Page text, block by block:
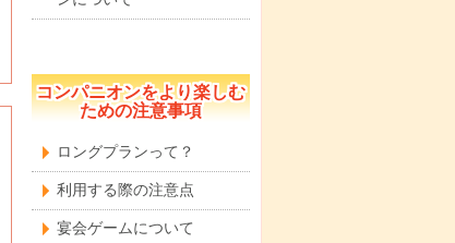
コンパニオンをより楽しむ
ための注意事項
ロングプランって？
利用する際の注意点
宴会ゲームについて